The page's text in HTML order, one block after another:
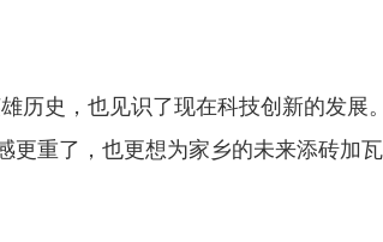
历史，也见识了现在科技创新的发展
更重了，也更想为家乡的未来添砖加